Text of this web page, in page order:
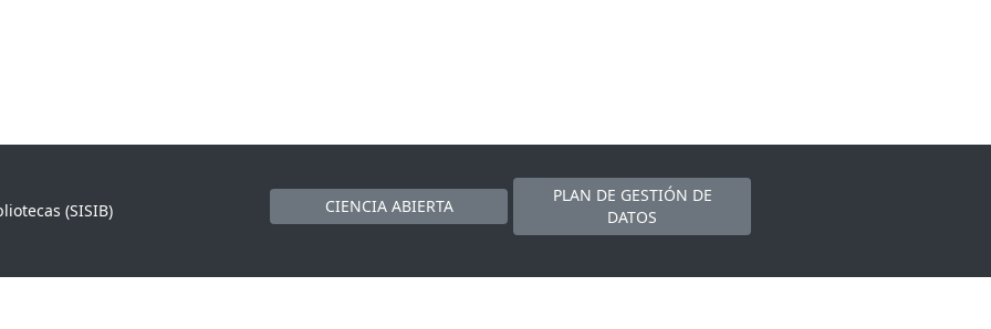
(SISIB)
CIENCIA ABIERTA
PLAN DE GESTIÓN DE
DATOS